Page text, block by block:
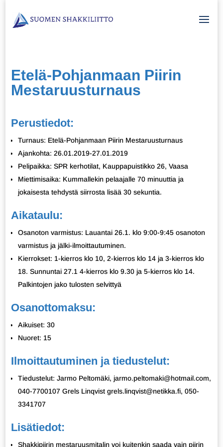
Etelä-Pohjanmaan Piirin
Mestaruusturnaus
Perustiedot:
Turnaus: Etelä-Pohjanmaan Piirin Mestaruusturnaus
Ajankohta: 26.01.2019-27.01.2019
Pelipaikka: SPR kerhotilat, Kauppapuistikko 26, Vaasa
Miettimisaika: Kummallekin pelaajalle 70 minuuttia ja
jokaisesta tehdystä siirrosta lisää 30 sekuntia.
Aikataulu:
Osanoton varmistus: Lauantai 26.1. klo 9:00-9:45 osanoton
varmistus ja jälki-ilmoittautuminen.
Kierrokset: 1-kierros klo 10, 2-kierros klo 14 ja 3-kierros klo
18. Sunnuntai 27.1 4-kierros klo 9.30 ja 5-kierros klo 14.
Palkintojen jako tulosten selvittyä
Osanottomaksu:
Aikuiset: 30
Nuoret: 15
Ilmoittautuminen ja tiedustelut:
Tiedustelut: Jarmo Peltomäki, jarmo.peltomaki@hotmail.com,
040-7700107 Grels Linqvist grels.linqvist@netikka.fi, 050-
3341707
Lisätiedot:
Shakkipiirin mestaruusmitalin voi kuitenkin saada vain piirin